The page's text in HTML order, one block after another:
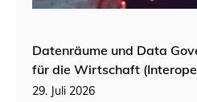
Datenräume und Data
für die Wirtschaft
29. Juli 2026